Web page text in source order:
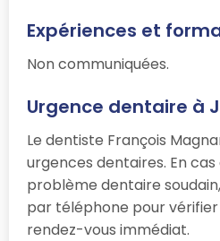
Expériences et
Non communiquées.
Urgence dentaire à
Le dentiste François
urgences dentaires. En
problème dentaire
par téléphone pour
rendez-vous immédiat.